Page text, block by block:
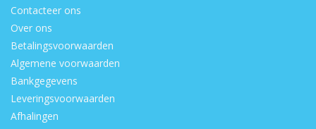
Contacteer ons
Over ons
Betalingsvoorwaarden
Algemene voorwaarden
Bankgegevens
Leveringsvoorwaarden
Afhalingen